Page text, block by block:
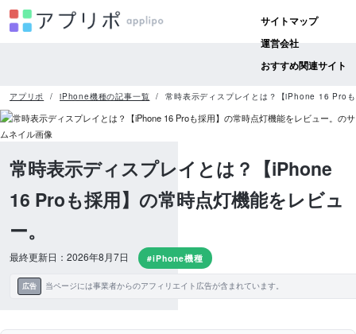
サイトマップ
運営会社
おすすめ関連サイト
アプリポ iPhone機種の記事一覧 常時表示ディスプレイとは？【iPhone 16 Pro
常時表示ディスプレイとは？【iPhone
16 Proも採用】の常時点灯機能をレビュ
ー。
最終更新日：2026年8月7日 #iPhone機種
広告 当ページには事業者からのアフィリエイト広告が含まれています。